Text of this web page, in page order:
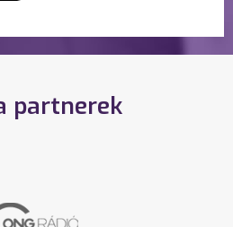
partnerek